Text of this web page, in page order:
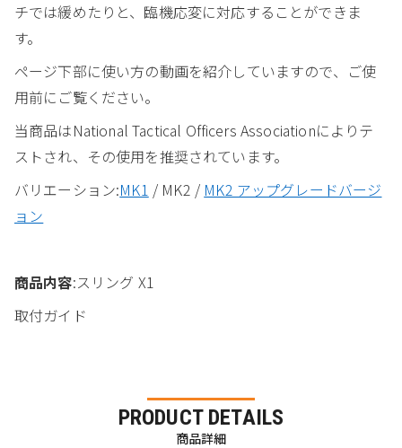
チでは緩めたりと、臨機応変に対応することができま
す。
ページ下部に使い方の動画を紹介していますので、ご使
用前にご覧ください。
当商品はNational Tactical Officers Associationによりテ
ストされ、その使用を推奨されています。
バリエーション:MK1 / MK2 / MK2 アップグレードバージ
ョン
商品内容:スリング X1
取付ガイド
PRODUCT DETAILS
商品詳細